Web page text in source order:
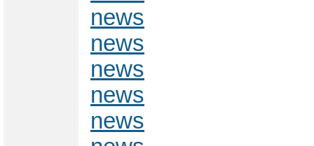
news
news
news
news
news